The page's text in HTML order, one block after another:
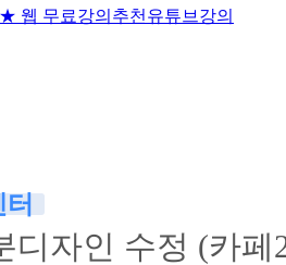
★ 웹 무료강의 추천유튜브강의
자인 수정 (카페